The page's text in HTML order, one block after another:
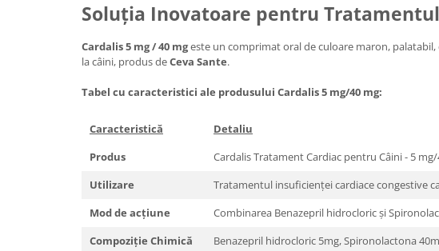
Soluția Inovatoare pentru
Cardalis 5 mg / 40 mgeste un comprimat oral de culoare maron,
la câini, produs deCeva Sante.
Tabel cu caracteristici ale produsului Cardalis 5 mg/40 mg:
Caracteristică
Detaliu
Produs
Cardalis Tratament Cardiac pentru Câini - 5
Utilizare
Tratamentul insuficienței cardiace congestive
Mod de acțiune
Combinarea Benazepril hidrocloric și
Compoziție Chimică
Benazepril hidrocloric 5mg, Spironolactona